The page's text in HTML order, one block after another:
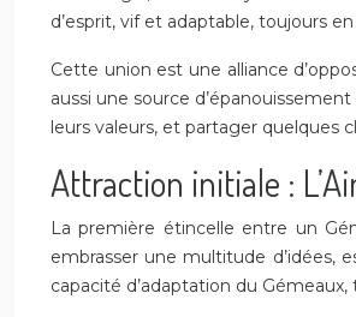
d’esprit, vif et adaptable, toujours
Cette union est une alliance
aussi une source
leurs valeurs, et partager quelques
Attraction initiale :
La première étincelle entre un
embrasser une multitude d’idées,
capacité d’adaptation du